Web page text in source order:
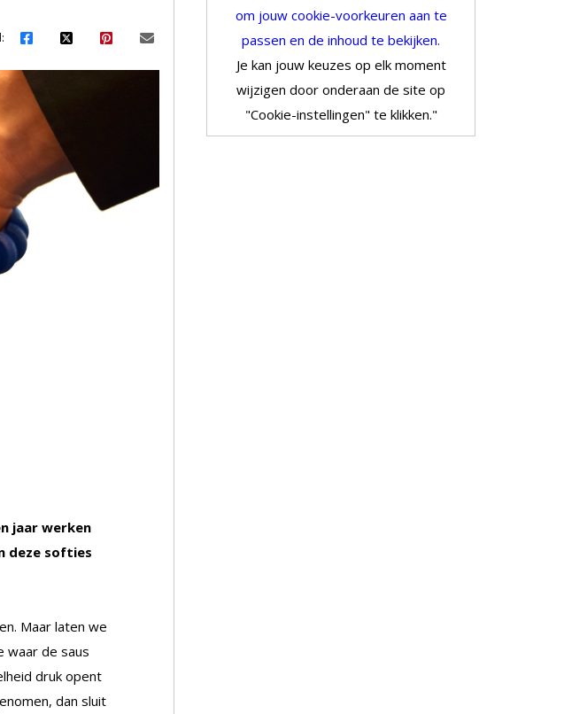
jaar werken
deze softies
Maar laten we
waar de saus
druk opent
dan sluit
om jouw cookie-voorkeuren aan te
passen en de inhoud te bekijken.
Je kan jouw keuzes op elk moment
wijzigen door onderaan de site op
"Cookie-instellingen" te klikken."